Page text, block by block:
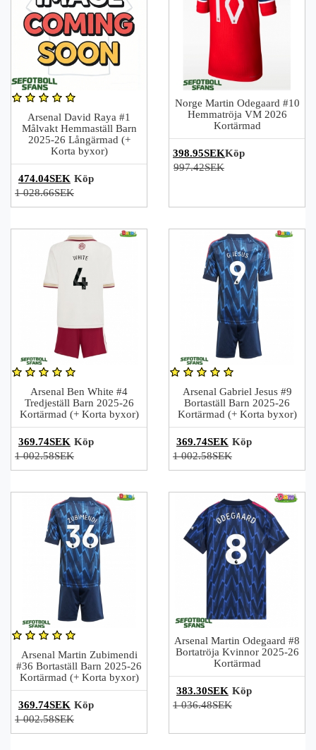
Arsenal David Raya #1
Målvakt Hemmaställ Barn
2025-26 Långärmad (+
Korta byxor)
474.04SEK
1 028.66SEK
Köp
Norge Martin Odegaard #10
Hemmatröja VM 2026
Kortärmad
398.95SEK
997.42SEK
Köp
Arsenal Ben White #4
Tredjeställ Barn 2025-26
Kortärmad (+ Korta byxor)
369.74SEK
1 002.58SEK
Köp
Arsenal Gabriel Jesus #9
Bortaställ Barn 2025-26
Kortärmad (+ Korta byxor)
369.74SEK
1 002.58SEK
Köp
Arsenal Martin Zubimendi
#36 Bortaställ Barn 2025-26
Kortärmad (+ Korta byxor)
369.74SEK
1 002.58SEK
Köp
Arsenal Martin Odegaard #8
Bortatröja Kvinnor 2025-26
Kortärmad
383.30SEK
1 036.48SEK
Köp